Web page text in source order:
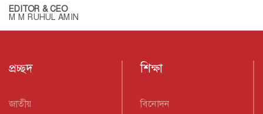
EDITOR & CEO
M M RUHUL AMIN
প্রচ্ছদ
জাতীয়
শিক্ষা
বিনোদন